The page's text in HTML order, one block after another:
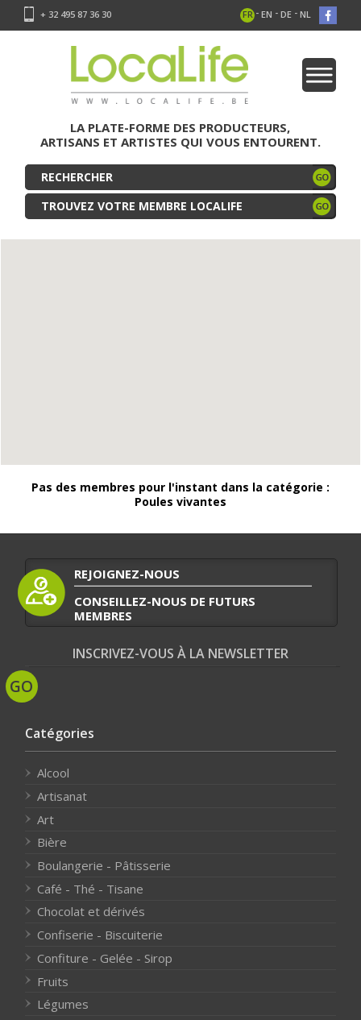
+ 32 495 87 36 30 FR - EN - DE - NL
LA PLATE-FORME DES PRODUCTEURS,
ARTISANS ET ARTISTES QUI VOUS ENTOURENT.
TROUVEZ VOTRE MEMBRE LOCALIFE
Pas des membres pour l'instant dans la catégorie :
Poules vivantes
REJOIGNEZ-NOUS
CONSEILLEZ-NOUS DE FUTURS
MEMBRES
INSCRIVEZ-VOUS À LA NEWSLETTER
Catégories
Alcool
Artisanat
Art
Bière
Boulangerie - Pâtisserie
Café - Thé - Tisane
Chocolat et dérivés
Confiserie - Biscuiterie
Confiture - Gelée - Sirop
Fruits
Légumes